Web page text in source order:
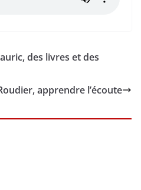
des livres et des
apprendre l’écoute